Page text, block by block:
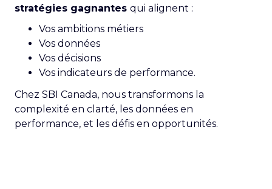
stratégies gagnantes qui alignent :
Vos ambitions métiers
Vos données
Vos décisions
Vos indicateurs de performance.
Chez SBI Canada, nous transformons la
complexité en clarté, les données en
performance, et les défis en opportunités.